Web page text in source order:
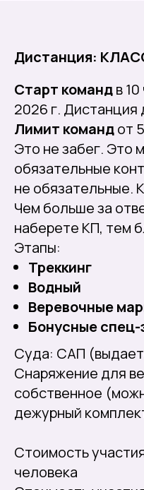
Дистанция:
Старт командв
2026 г. Дистанция
Лимит командот
Это не забег. Это
обязательные
не обязательные.
Чем больше за
наберете КП, тем
Этапы:
Треккинг
Водный
Веревочные
Бонусные
Суда: САП
Снаряжение для
собственное
дежурный
Стоимость
человека